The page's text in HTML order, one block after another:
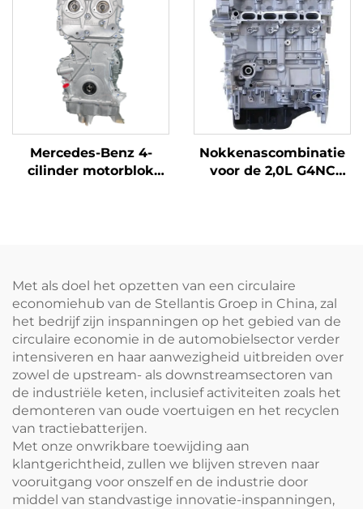
benzinemotor 6L
Toepassing direct op
BMW-auto
met ISO-certificaat
Mercedes-Benz 4-
cilinder motorblok
Nokkenascombinatie
voor de 2,0L G4NC
vermogen van 121
kW/203 Nm.
Met als doel het opzetten van een circulaire
economiehub van de Stellantis Groep in China, zal
het bedrijf zijn inspanningen op het gebied van de
circulaire economie in de automobielsector verder
intensiveren en haar aanwezigheid uitbreiden over
zowel de upstream- als downstreamsectoren van
de industriële keten, inclusief activiteiten zoals het
demonteren van oude voertuigen en het recyclen
van tractiebatterijen.
Met onze onwrikbare toewijding aan
klantgerichtheid, zullen we blijven streven naar
vooruitgang voor onszelf en de industrie door
middel van standvastige innovatie-inspanningen,